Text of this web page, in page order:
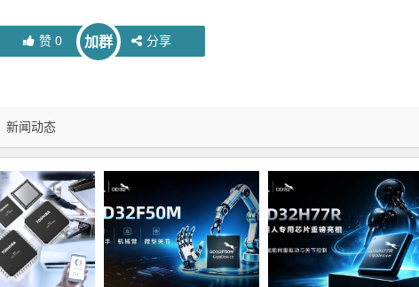
赞0 加群 分享
新闻动态